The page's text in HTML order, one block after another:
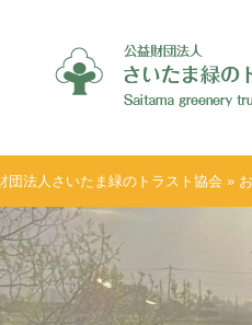
団法人さいたま緑のトラスト協会 »